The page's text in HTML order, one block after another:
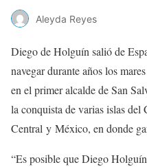
Aleyda Reyes
Diego de Holguín salió de
navegar durante años los
en el primer alcalde de San
la conquista de varias islas del
Central y México, en donde
“Es posible que Diego